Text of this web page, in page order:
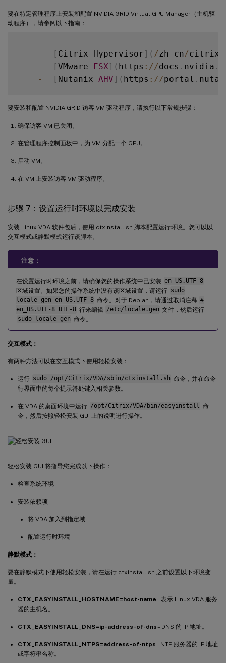
要在特定管理程序上安装和配置 NVIDIA GRID Virtual GPU Manager（主机驱
动程序），请参阅以下指南：
- [ Citrix Hypervisor ] ( /zh - cn/citrix
-
[VMware ESX ] ( https : / /docs . nvidia .
-
[ Nutanix AHV ] ( https : / /portal .
要安装和配置 NVIDIA GRID 访客 VM 驱动程序，请执行以下常规步骤：
确保访客 VM 已关闭。
在管理程序控制面板中，为 VM 分配一个 GPU。
启动 VM。
在 VM 上安装访客 VM 驱动程序。
步骤 7：设置运行时环境以完成安装
安装 Linux VDA 软件包后，使用 ctxinstall.sh 脚本配置运行环境。您可以以
交互模式或静默模式运行该脚本。
注意：
在设置运行时环境之前，请确保您的操作系统中已安装 en_US.UTF-8
区域设置。如果您的操作系统中没有该区域设置，请运行 sudo
locale-gen en_US.UTF-8 命令。对于 Debian，请通过取消注释 #
en_US.UTF-8 UTF-8 行来编辑 /etc/locale.gen 文件，然后运行
sudo locale-gen 命令。
交互模式：
有两种方法可以在交互模式下使用轻松安装：
运行 sudo /opt/Citrix/VDA/sbin/ctxinstall.sh 命令，并在命令
行界面中的每个提示符处键入相关参数。
在 VDA 的桌面环境中运行 /opt/Citrix/VDA/bin/easyinstall 命
令，然后按照轻松安装 GUI 上的说明进行操作。
轻松安装 GUI 将指导您完成以下操作：
检查系统环境
安装依赖项
将 VDA 加入到指定域
配置运行时环境
静默模式：
要在静默模式下使用轻松安装，请在运行 ctxinstall.sh 之前设置以下环境变
量。
CTX_EASYINSTALL_HOSTNAME=host-name– 表示 Linux VDA 服务
器的主机名。
CTX_EASYINSTALL_DNS=ip-address-of-dns– DNS 的 IP 地址。
CTX_EASYINSTALL_NTPS=address-of-ntps– NTP 服务器的 IP 地址
或字符串名称。